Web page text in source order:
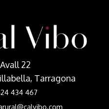
22
Tarragona
434 467